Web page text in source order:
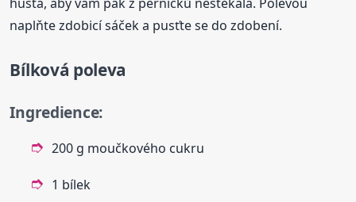
naplňte zdobicí sáček a pusťte se do zdobení.
Bílková poleva
Ingredience:
200 g moučkového cukru
1 bílek